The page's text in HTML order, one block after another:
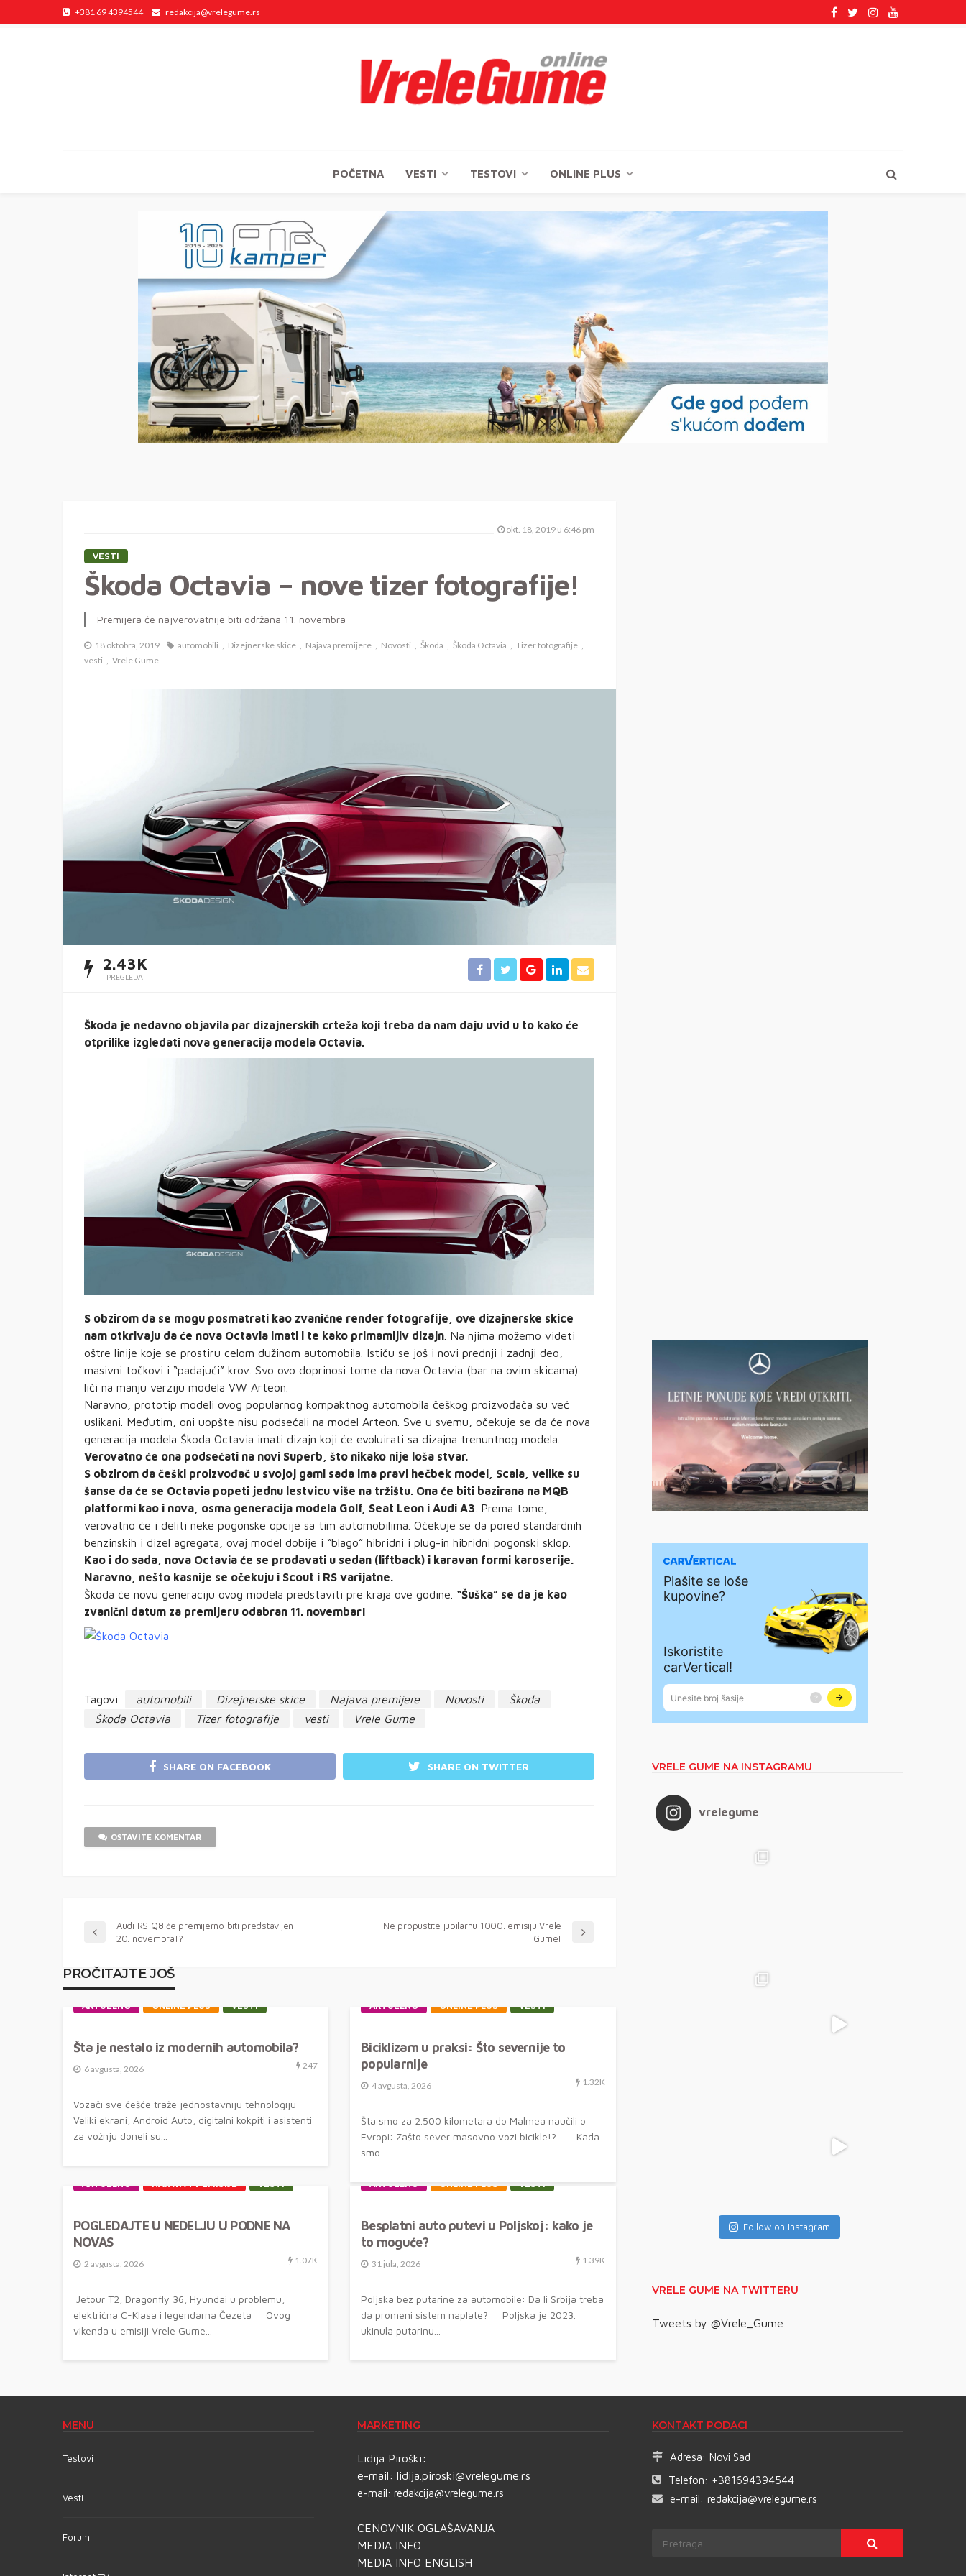
+381 69 4394544 redakcija@vrelegume.rs
POČETNA VESTI TESTOVI ONLINE PLUS
okt. 18, 2019 u 6:46 pm
VESTI
Škoda Octavia – nove tizer fotografije!
Premijera će najverovatnije biti održana 11. novembra
18 oktobra, 2019 automobili Dizejnerske skice Najava premijere Novosti Škoda Škoda Octavia
Tizer fotografije
vesti
Vrele Gume
2.43K
PREGLEDA
Škoda je nedavno objavila par dizajnerskih crteža koji treba da nam daju uvid u to kako će
otprilike izgledati nova generacija modela Octavia.
S obzirom da se mogu posmatrati kao zvanične render fotografije, ove dizajnerske skice
nam otkrivaju da će nova Octavia imati i te kako primamljiv dizajn . Na njima možemo videti
oštre linije koje se prostiru celom dužinom automobila. Ističu se još i novi prednji i zadnji deo,
masivni točkovi i “padajući” krov. Svo ovo doprinosi tome da nova Octavia (bar na ovim skicama)
liči na manju verziju modela VW Arteon.
Naravno, prototip modeli ovog popularnog kompaktnog automobila češkog proizvođača su već
uslikani. Međutim, oni uopšte nisu podsećali na model Arteon. Sve u svemu, očekuje se da će nova
generacija modela Škoda Octavia imati dizajn koji će evoluirati sa dizajna trenuntnog modela.
Verovatno će ona podsećati na novi Superb, što nikako nije loša stvar.
S obzirom da češki proizvođač u svojoj gami sada ima pravi hečbek model, Scala, velike su
šanse da će se Octavia popeti jednu lestvicu više na tržištu. Ona će biti bazirana na MQB
platformi kao i nova, osma generacija modela Golf, Seat Leon i Audi A3 . Prema tome,
verovatno će i deliti neke pogonske opcije sa tim automobilima. Očekuje se da pored standardnih
benzinskih i dizel agregata, ovaj model dobije i “blago” hibridni i plug-in hibridni pogonski sklop.
Kao i do sada, nova Octavia će se prodavati u sedan (liftback) i karavan formi karoserije.
Naravno, nešto kasnije se očekuju i Scout i RS varijatne.
Škoda će novu generaciju ovog modela predstaviti pre kraja ove godine. “Šuška” se da je kao
zvanični datum za premijeru odabran 11. novembar!
Tagovi automobili Dizejnerske skice Najava premijere Novosti
Škoda
Škoda Octavia
Tizer fotografije vesti Vrele Gume
SHARE ON FACEBOOK SHARE ON TWITTER
OSTAVITE KOMENTAR
Audi RS Q8 će premijerno biti predstavljen
20. novembra!?
Ne propustite jubilarnu 1000. emisiju Vrele
Gume!
PROČITAJTE JOŠ
AKTUELNO ONLINE PLUS VESTI
Šta je nestalo iz modernih automobila?
6 avgusta, 2026 247
Vozači sve češće traže jednostavniju tehnologiju
Veliki ekrani, Android Auto, digitalni kokpiti i asistenti
za vožnju doneli su...
AKTUELNO ONLINE PLUS VESTI
Biciklizam u praksi: Što severnije to
popularnije
4 avgusta, 2026 1.32K
Šta smo za 2.500 kilometara do Malmea naučili o
Evropi: Zašto sever masovno vozi bicikle!? Kada
smo...
AKTUELNO NAJAVA TV EMISIJE VESTI
POGLEDAJTE U NEDELJU U PODNE NA
NOVAS
2 avgusta, 2026 1.07K
Jetour T2, Dragonfly 36, Hyundai u problemu,
električna C-Klasa i legendarna Čezeta Ovog
vikenda u emisiji Vrele Gume...
AKTUELNO ONLINE PLUS VESTI
Besplatni auto putevi u Poljskoj: kako je
to moguće?
31 jula, 2026 1.39K
Poljska bez putarine za automobile: Da li Srbija treba
da promeni sistem naplate? Poljska je 2023.
ukinula putarinu...
VRELE GUME NA INSTAGRAMU
vrelegume
Follow on Instagram
VRELE GUME NA TWITTERU
Tweets by @Vrele_Gume
MENU
Testovi
Vesti
Forum
MARKETING
Lidija Piroški:
e-mail: lidija.piroski@vrelegume.rs
e-mail: redakcija@vrelegume.rs
CENOVNIK OGLAŠAVANJA
MEDIA INFO
MEDIA INFO ENGLISH
KONTAKT PODACI
Adresa: Novi Sad
Telefon: +381694394544
e-mail: redakcija@vrelegume.rs